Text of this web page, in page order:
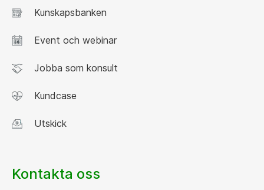
Kunskapsbanken
Event och webinar
Jobba som konsult
Kundcase
Utskick
Kontakta oss